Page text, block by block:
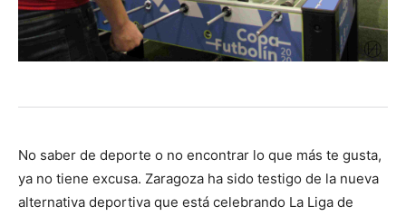
No saber de deporte o no encontrar lo que más te gusta,
ya no tiene excusa. Zaragoza ha sido testigo de la nueva
alternativa deportiva que está celebrando La Liga de